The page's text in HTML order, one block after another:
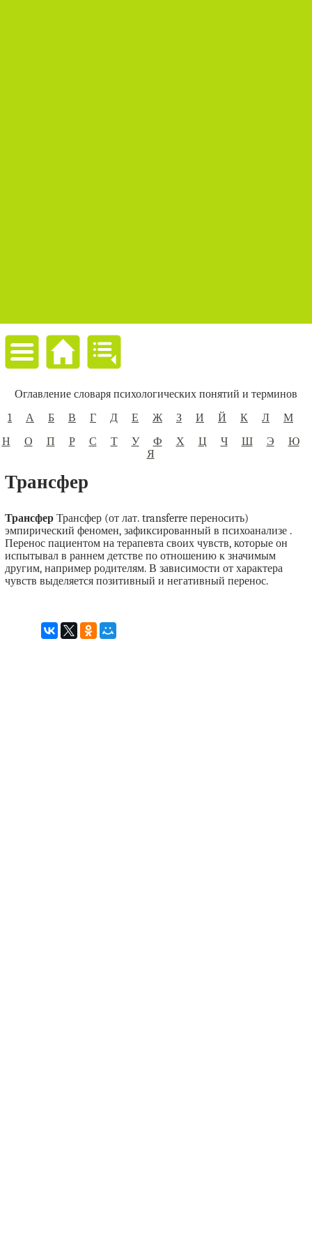
Оглавление словаря психологических понятий и терминов
1
А Б В Г Д Е Ж З И Й К Л
М
Н
О П Р С Т У Ф Х Ц Ч Ш Э
Ю
Я
Трансфер
ТрансферТрансфер (от лат. transferre переносить)
эмпирический феномен, зафиксированный в психоанализе .
Перенос пациентом на терапевта своих чувств, которые он
испытывал в раннем детстве по отношению к значимым
другим, например родителям. В зависимости от характера
чувств выделяется позитивный и негативный перенос.